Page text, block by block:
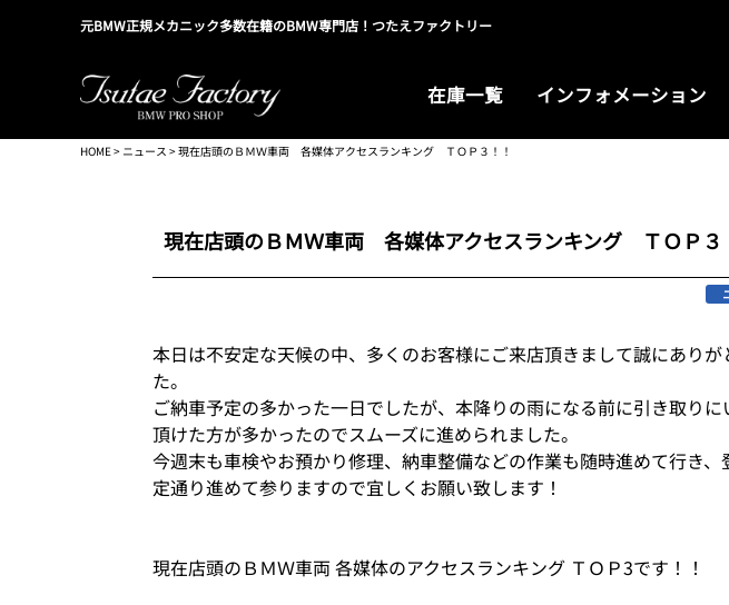
元BMW正規メカニック多数在籍のBMW専門店！つたえファクトリー
在庫一覧 インフォメーション
HOME> ニュース > 現在店頭のＢＭＷ車両 各媒体アクセスランキング ＴＯＰ３！！
現在店頭のＢＭＷ車両 各媒体アクセスランキング ＴＯＰ３
本日は不安定な天候の中、多くのお客様にご来店頂きまして誠にありが
た。
ご納車予定の多かった一日でしたが、本降りの雨になる前に引き取りに
頂けた方が多かったのでスムーズに進められました。
今週末も車検やお預かり修理、納車整備などの作業も随時進めて行き、
定通り進めて参りますので宜しくお願い致します！
現在店頭のＢＭＷ車両 各媒体のアクセスランキング ＴＯＰ3です！！